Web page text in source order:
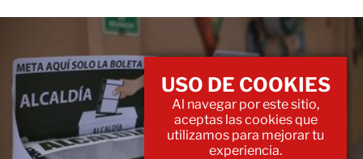
USO DE COOKIES
Al navegar por este sitio,
aceptas las cookies que
utilizamos para mejorar tu
experiencia.